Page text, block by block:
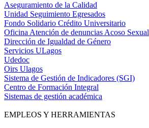
Aseguramiento de la Calidad
Unidad Seguimiento Egresados
Fondo Solidario Crédito Universitario
Oficina Atención de denuncias Acoso Sexual
Dirección de Igualdad de Género
Servicios ULagos
Udedoc
Oirs Ulagos
Sistema de Gestión de Indicadores (SGI)
Centro de Formación Integral
Sistemas de gestión académica
EMPLEOS Y HERRAMIENTAS